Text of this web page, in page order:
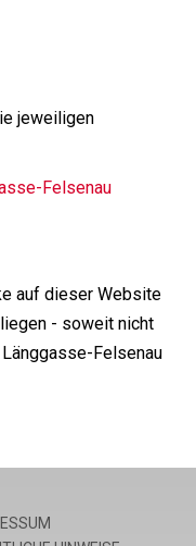
jeweiligen
Felsenau
auf dieser Website
- soweit nicht
Felsenau